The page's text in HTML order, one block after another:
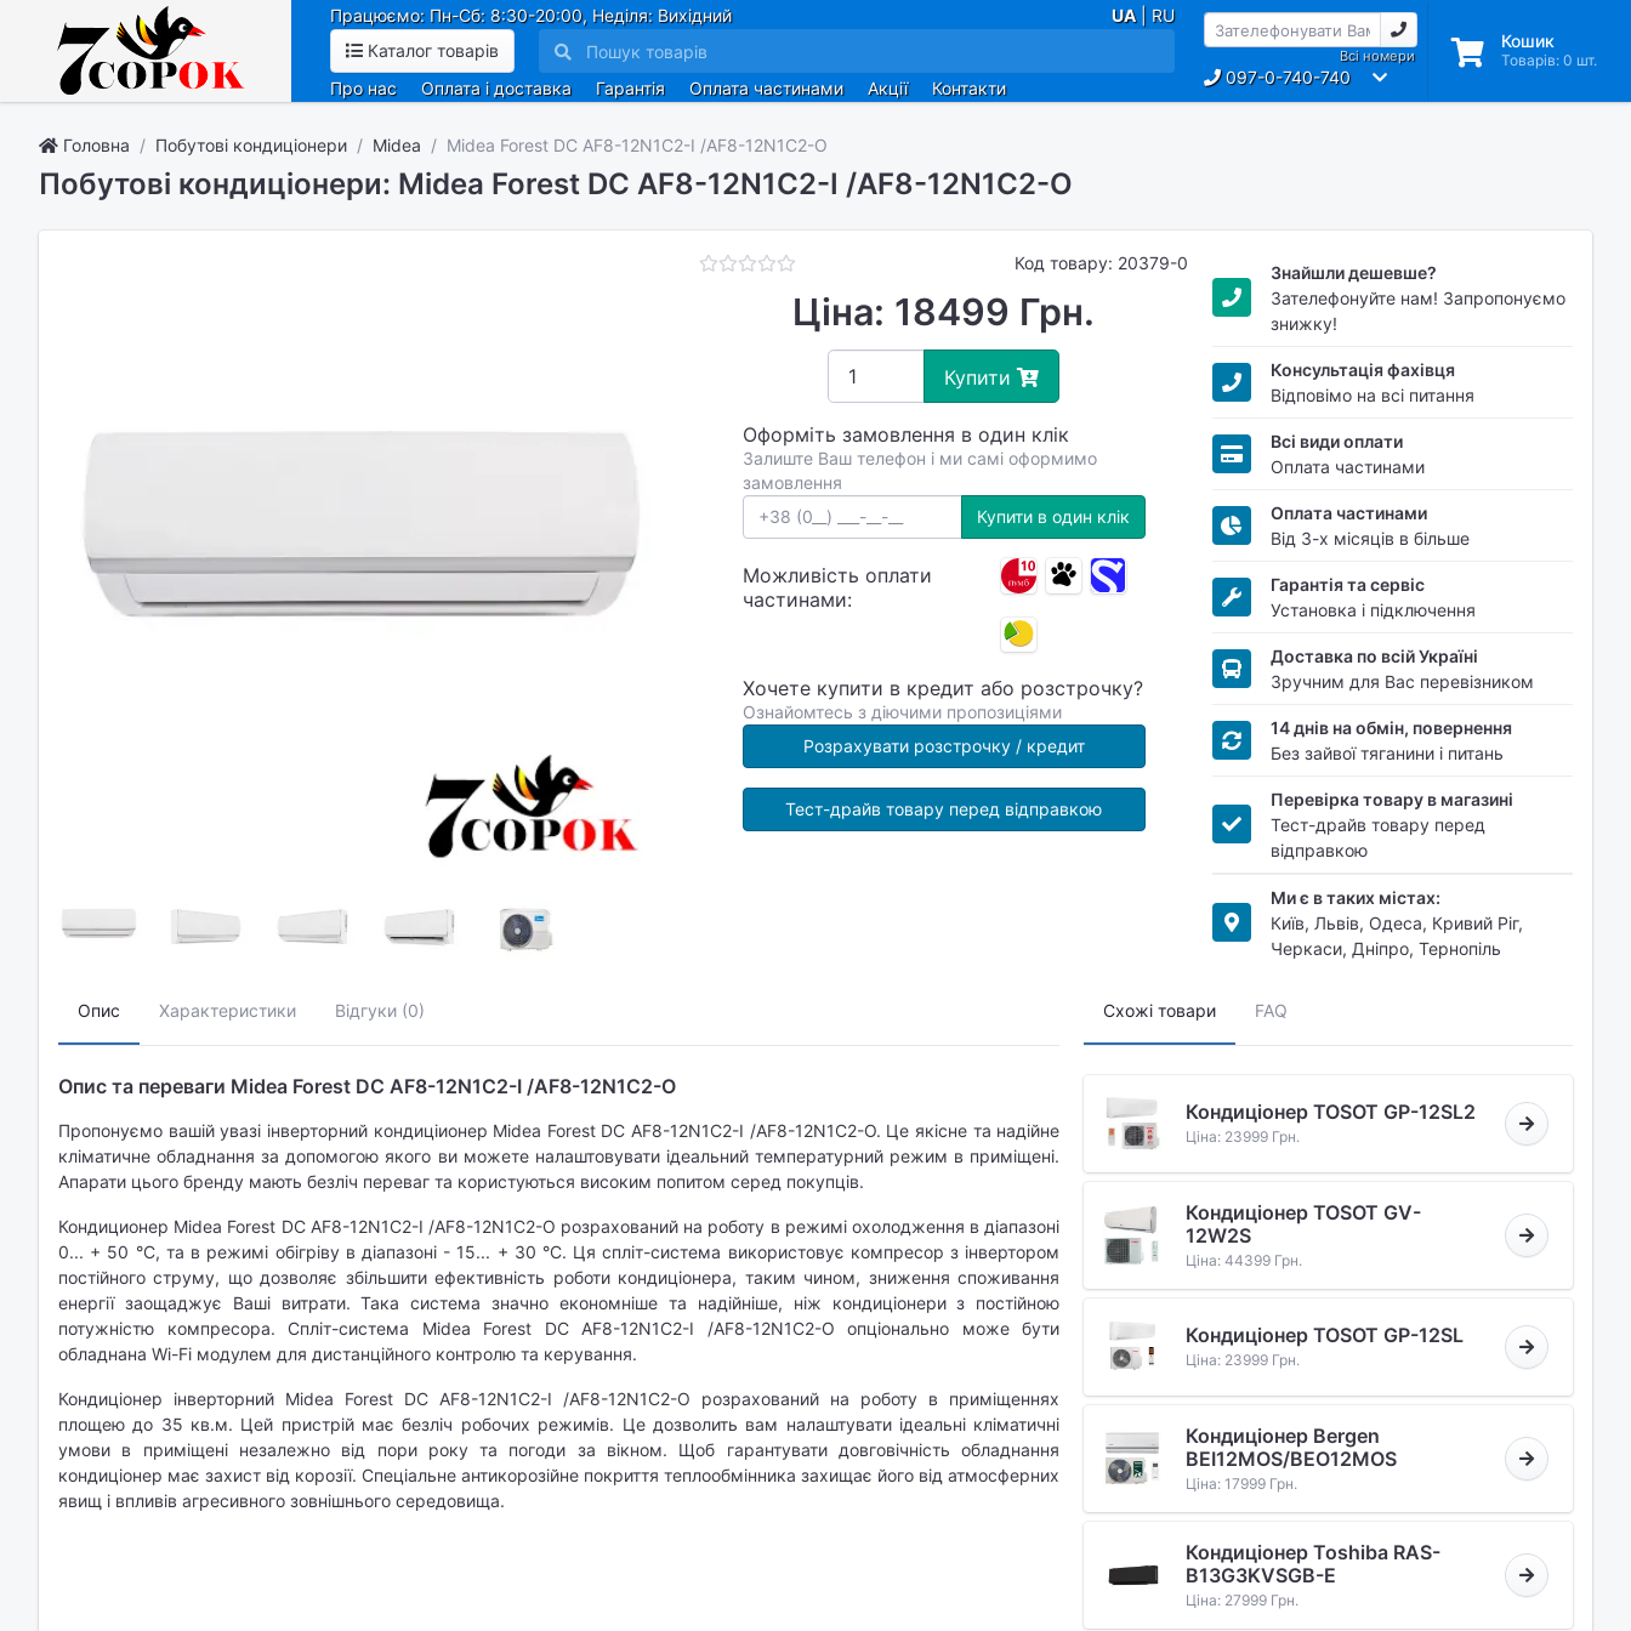
Працюємо: Пн-Сб: 8:30-20:00, Неділя: Вихідний UA| RU
Каталог товарів
Про нас
Оплата і доставка Гарантія Оплата частинами Акції Контакти
Всі номери
097-0-740-740
Кошик
Товарів: 0 шт.
Головна Побутові кондиціонери Midea Midea Forest DC AF8-12N1C2-I /AF8-12N1C2-O
Побутові кондиціонери: Midea Forest DC AF8-12N1C2-I /AF8-12N1C2-O
Код товару: 20379-0
Ціна: 18499 Грн.
Купити
Оформіть замовлення в один клік
Залиште Ваш телефон і ми самі оформимо
замовлення
Купити в один клік
Можливість оплати
частинами:
Хочете купити в кредит або розстрочку?
Ознайомтесь з діючими пропозиціями
Розрахувати розстрочку / кредит
Тест-драйв товару перед відправкою
Знайшли дешевше?
Зателефонуйте нам! Запропонуємо
знижку!
Консультація фахівця
Відповімо на всі питання
Всі види оплати
Оплата частинами
Оплата частинами
Від 3-х місяців в більше
Гарантія та сервіс
Установка і підключення
Доставка по всій Україні
Зручним для Вас перевізником
14 днів на обмін, повернення
Без зайвої тяганини і питань
Перевірка товару в магазині
Тест-драйв товару перед
відправкою
Ми є в таких містах:
Київ, Львів, Одеса, Кривий Ріг,
Черкаси, Дніпро, Тернопіль
Опис Характеристики Відгуки (0)
Опис та переваги Midea Forest DC AF8-12N1C2-I /AF8-12N1C2-O
Пропонуємо вашій увазі інверторний кондиціионер Midea Forest DC AF8-12N1C2-I /AF8-12N1C2-O. Це якісне та надійне
кліматичне обладнання за допомогою якого ви можете налаштовувати ідеальний температурний режим в приміщені.
Апарати цього бренду мають безліч переваг та користуються високим попитом серед покупців.
Кондиционер Midea Forest DC AF8-12N1C2-I /AF8-12N1C2-O розрахований на роботу в режимі охолодження в діапазоні
0... + 50 °C, та в режимі обігріву в діапазоні - 15... + 30 °C. Ця спліт-система використовує компресор з інвертором
постійного струму, що дозволяє збільшити ефективність роботи кондиціонера, таким чином, зниження споживання
енергії заощаджує Ваші витрати. Така система значно економніше та надійніше, ніж кондиціонери з постійною
потужністю компресора. Спліт-система Midea Forest DC AF8-12N1C2-I /AF8-12N1C2-O опціонально може бути
обладнана Wi-Fi модулем для дистанційного контролю та керування.
Кондиціонер інверторний Midea Forest DC AF8-12N1C2-I /AF8-12N1C2-O розрахований на роботу в приміщеннях
площею до 35 кв.м. Цей пристрій має безліч робочих режимів. Це дозволить вам налаштувати ідеальні кліматичні
умови в приміщені незалежно від пори року та погоди за вікном. Щоб гарантувати довговічність обладнання
кондиціонер має захист від корозії. Спеціальне антикорозійне покриття теплообмінника захищає його від атмосферних
явищ і впливів агресивного зовнішнього середовища.
Схожі товари FAQ
Кондиціонер TOSOT GP-12SL2
Ціна: 23999 Грн.
Кондиціонер TOSOT GV-
12W2S
Ціна: 44399 Грн.
Кондиціонер TOSOT GP-12SL
Ціна: 23999 Грн.
Кондиціонер Bergen
BEI12MOS/BEO12MOS
Ціна: 17999 Грн.
Кондиціонер Toshiba RAS-
B13G3KVSGB-E
Ціна: 27999 Грн.